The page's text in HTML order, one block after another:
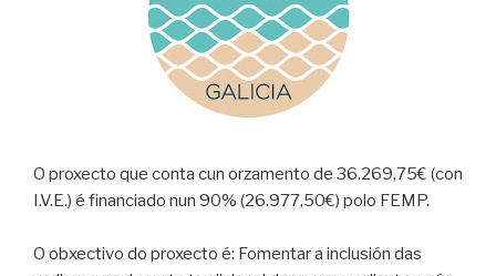
O proxecto que conta cun orzamento de 36.269,75€ (con
I.V.E.) é financiado nun 90% (26.977,50€) polo FEMP.
O obxectivo do proxecto é: Fomentar a inclusión das